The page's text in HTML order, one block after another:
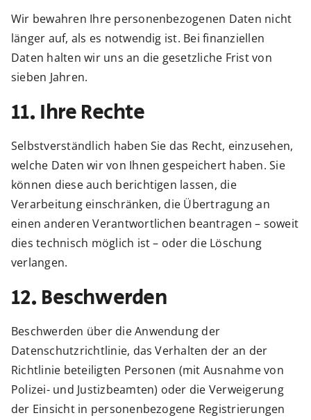
Wir bewahren Ihre personenbezogenen Daten nicht
länger auf, als es notwendig ist. Bei finanziellen
Daten halten wir uns an die gesetzliche Frist von
sieben Jahren.
11. Ihre Rechte
Selbstverständlich haben Sie das Recht, einzusehen,
welche Daten wir von Ihnen gespeichert haben. Sie
können diese auch berichtigen lassen, die
Verarbeitung einschränken, die Übertragung an
einen anderen Verantwortlichen beantragen – soweit
dies technisch möglich ist – oder die Löschung
verlangen.
12. Beschwerden
Beschwerden über die Anwendung der
Datenschutzrichtlinie, das Verhalten der an der
Richtlinie beteiligten Personen (mit Ausnahme von
Polizei- und Justizbeamten) oder die Verweigerung
der Einsicht in personenbezogene Registrierungen